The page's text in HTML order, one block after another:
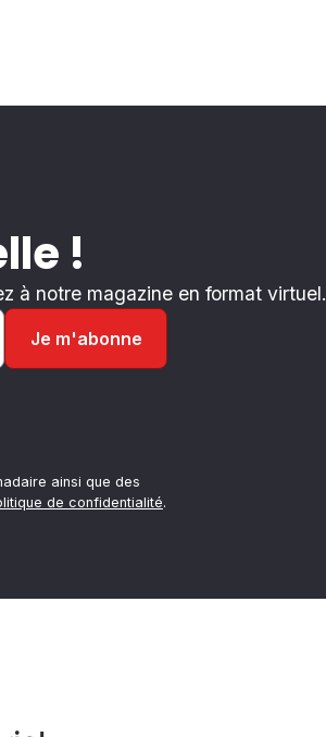
!
à notre magazine en format virtuel.
ainsi que des
de confidentialité.